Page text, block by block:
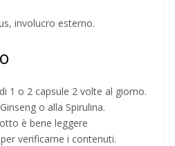
involucro esterno.
1 o 2 capsule 2 volte al giorno.
o alla Spirulina.
è bene leggere
verificarne i contenuti.